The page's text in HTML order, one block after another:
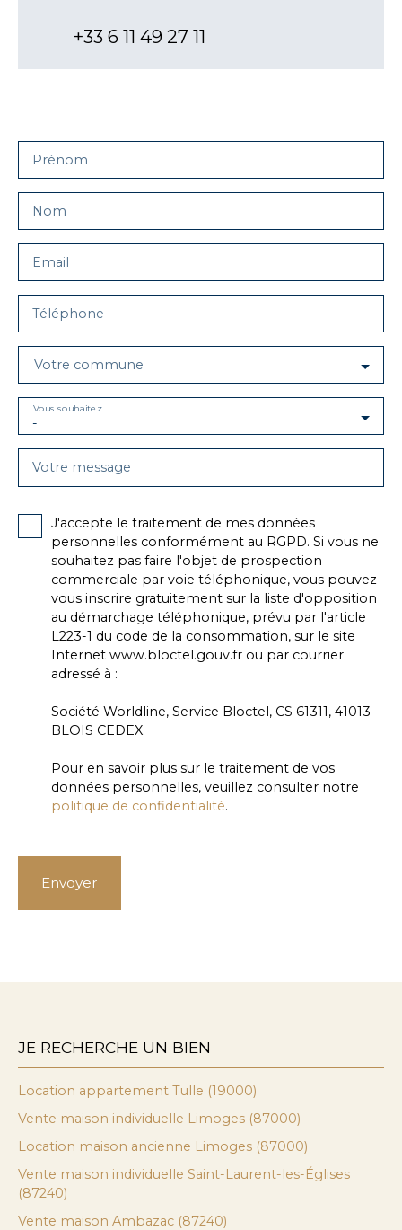
+33 6 11 49 27 11
Prénom
Nom
Email
Téléphone
Votre commune
-
Vous souhaitez
Votre message
J'accepte le traitement de mes données
personnelles conformément au RGPD. Si vous ne
souhaitez pas faire l'objet de prospection
commerciale par voie téléphonique, vous pouvez
vous inscrire gratuitement sur la liste d'opposition
au démarchage téléphonique, prévu par l'article
L223-1 du code de la consommation, sur le site
Internet www.bloctel.gouv.fr ou par courrier
adressé à :
Société Worldline, Service Bloctel, CS 61311, 41013
BLOIS CEDEX.
Pour en savoir plus sur le traitement de vos
données personnelles, veuillez consulter notre
politique de confidentialité.
Envoyer
JE RECHERCHE UN BIEN
Location appartement Tulle (19000)
Vente maison individuelle Limoges (87000)
Location maison ancienne Limoges (87000)
Vente maison individuelle Saint-Laurent-les-Églises
(87240)
Vente maison Ambazac (87240)